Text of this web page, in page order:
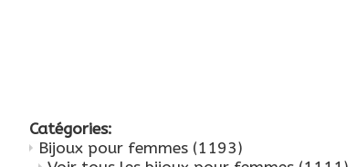
Catégories:
Bijoux pour femmes (1193)